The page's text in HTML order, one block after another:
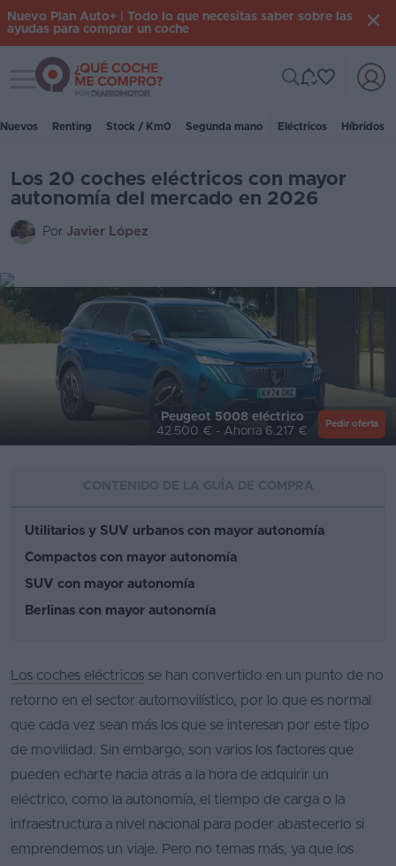
Iniciar
Inicio
nuevos
Suscripción
Stock
mano
Ofertas
Asistente
opiniones
Guías
de
compra
Favoritos
Nuevo Plan Auto+ | Todo lo que necesitas saber sobre las
ayudas para comprar un coche
Toggle navigation
Nuevos Renting Stock / Km0 Segunda mano Eléctricos Híbridos
Los 20 coches eléctricos con mayor
autonomía del mercado en 2026
Por Javier López
Peugeot 5008 eléctrico
42.500 € - Ahorra 6.217 €
Pedir oferta
Utilitarios y SUV urbanos con mayor autonomía
Compactos con mayor autonomía
SUV con mayor autonomía
Berlinas con mayor autonomía
Los coches eléctricos se han convertido en un punto de no
retorno en el sector automovilístico, por lo que es normal
que cada vez sean más los que se interesan por este tipo
de movilidad. Sin embargo, son varios los factores que
pueden echarte hacia atrás a la hora de adquirir un
eléctrico, como la autonomía, el tiempo de carga o la
infraestructura a nivel nacional para poder abastecerlo si
emprendemos un viaje. Pero no temas más, ya que los